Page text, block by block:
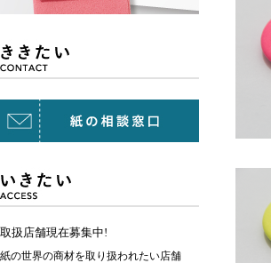
取扱店舗現在募集中!
紙の世界の商材を取り扱われたい店舗